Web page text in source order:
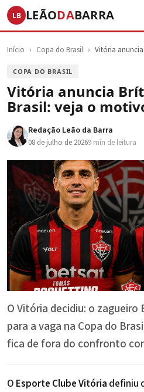
LB LEÃODABARRA
Início › Copa do Brasil › Vitória
COPA DO BRASIL
Vitória anuncia
Brasil: veja o
Redação Leão da Barra
08 de julho de 20269 min de leitura
O Vitória decidiu: o
para a vaga na Copa do
fica de fora do confronto
O Esporte Clube Vitória definiu